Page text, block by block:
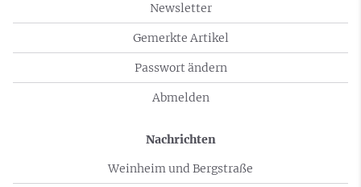
Newsletter
Gemerkte Artikel
Passwort ändern
Abmelden
Nachrichten
Weinheim und Bergstraße